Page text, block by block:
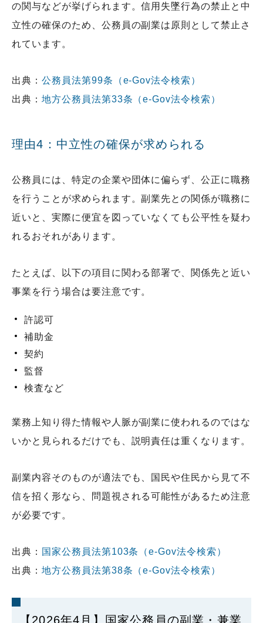
の関与などが挙げられます。信用失墜行為の禁止と中
立性の確保のため、公務員の副業は原則として禁止さ
れています。
出典： 公務員法第99条（e-Gov法令検索）
出典： 地方公務員法第33条（e-Gov法令検索）
理由4：中立性の確保が求められる
公務員には、特定の企業や団体に偏らず、公正に職務
を行うことが求められます。副業先との関係が職務に
近いと、実際に便宜を図っていなくても公平性を疑わ
れるおそれがあります。
たとえば、以下の項目に関わる部署で、関係先と近い
事業を行う場合は要注意です。
許認可
補助金
契約
監督
検査など
業務上知り得た情報や人脈が副業に使われるのではな
いかと見られるだけでも、説明責任は重くなります。
副業内容そのものが適法でも、国民や住民から見て不
信を招く形なら、問題視される可能性があるため注意
が必要です。
出典： 国家公務員法第103条（e-Gov法令検索）
出典： 地方公務員法第38条（e-Gov法令検索）
【2026年4月】国家公務員の副業・兼業